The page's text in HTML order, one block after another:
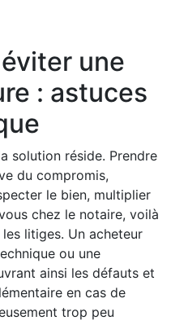
une
: astuces
solution réside. Prendre
du compromis,
le bien, multiplier
chez le notaire, voilà
litiges. Un acheteur
ou une
ainsi les défauts et
en cas de
trop peu